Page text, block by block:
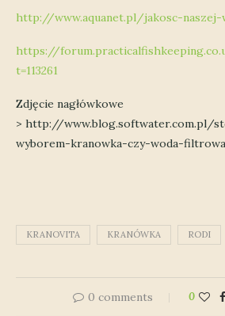
http://www.aquanet.pl/jakosc-naszej-
https://
t=113261
Zdjęcie nagłówkowe
> http://www.blog.softwater.com.pl/
wyborem-kranowka-czy-woda-
KRANOVITA KRANÓWKA RODI
0 comments 0